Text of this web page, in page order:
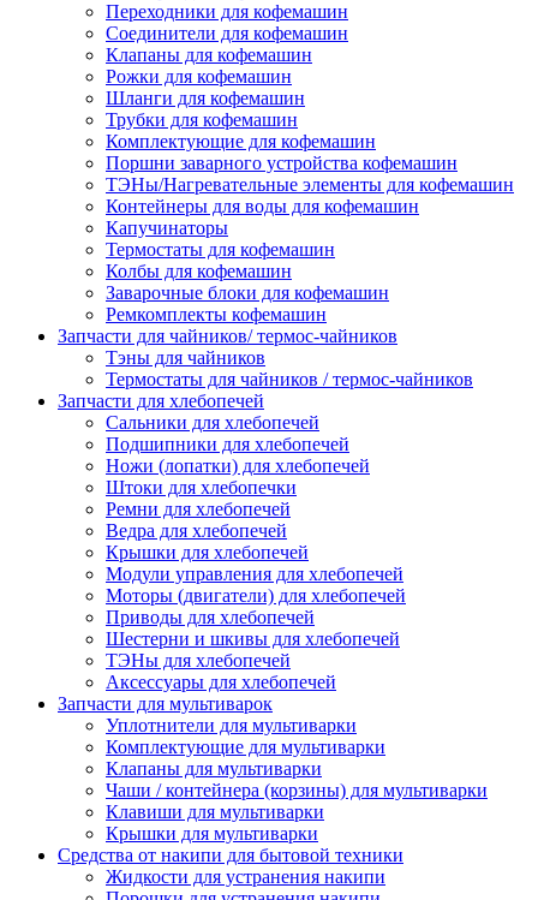
Переходники для кофемашин
Соединители для кофемашин
Клапаны для кофемашин
Рожки для кофемашин
Шланги для кофемашин
Трубки для кофемашин
Комплектующие для кофемашин
Поршни заварного устройства кофемашин
ТЭНы/Нагревательные элементы для кофемашин
Контейнеры для воды для кофемашин
Капучинаторы
Термостаты для кофемашин
Колбы для кофемашин
Заварочные блоки для кофемашин
Ремкомплекты кофемашин
Запчасти для чайников/ термос-чайников
Тэны для чайников
Термостаты для чайников / термос-чайников
Запчасти для хлебопечей
Сальники для хлебопечей
Подшипники для хлебопечей
Ножи (лопатки) для хлебопечей
Штоки для хлебопечки
Ремни для хлебопечей
Ведра для хлебопечей
Крышки для хлебопечей
Модули управления для хлебопечей
Моторы (двигатели) для хлебопечей
Приводы для хлебопечей
Шестерни и шкивы для хлебопечей
ТЭНы для хлебопечей
Аксессуары для хлебопечей
Запчасти для мультиварок
Уплотнители для мультиварки
Комплектующие для мультиварки
Клапаны для мультиварки
Чаши / контейнера (корзины) для мультиварки
Клавиши для мультиварки
Крышки для мультиварки
Средства от накипи для бытовой техники
Жидкости для устранения накипи